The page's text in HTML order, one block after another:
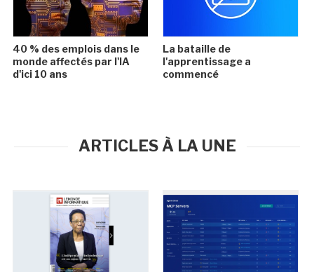
40 % des emplois dans le
monde affectés par l'IA
d'ici 10 ans
La bataille de
l'apprentissage a
commencé
ARTICLES À LA UNE